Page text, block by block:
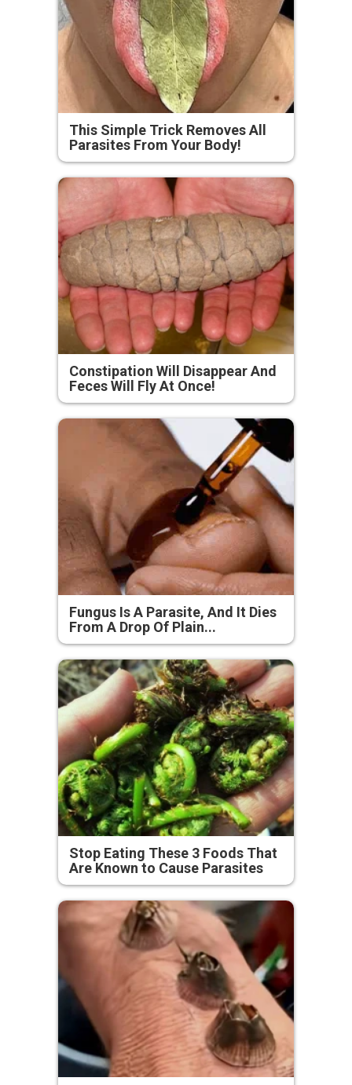
This Simple Trick Removes All
Parasites From Your Body!
Constipation Will Disappear And
Feces Will Fly At Once!
Fungus Is A Parasite, And It Dies
From A Drop Of Plain...
Stop Eating These 3 Foods That
Are Known to Cause Parasites